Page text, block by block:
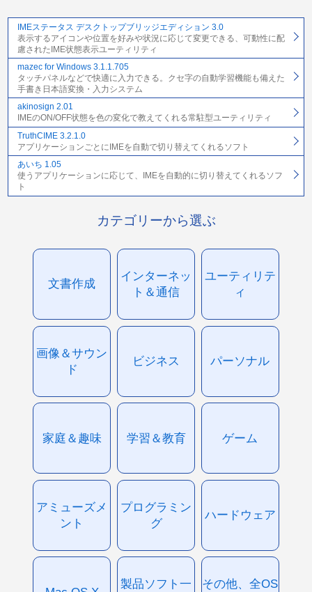
IMEステータス デスクトップブリッジエディション 3.0
表示するアイコンや位置を好みや状況に応じて変更できる、可動性に配
慮されたIME状態表示ユーティリティ
mazec for Windows 3.1.1.705
タッチパネルなどで快適に入力できる。クセ字の自動学習機能も備えた
手書き日本語変換・入力システム
akinosign 2.01
IMEのON/OFF状態を色の変化で教えてくれる常駐型ユーティリティ
TruthCIME 3.2.1.0
アプリケーションごとにIMEを自動で切り替えてくれるソフト
あいち 1.05
使うアプリケーションに応じて、IMEを自動的に切り替えてくれるソフ
ト
カテゴリーから選ぶ
文書作成
インターネッ
ト＆通信
ユーティリテ
ィ
画像＆サウン
ド
ビジネス パーソナル
家庭＆趣味 学習＆教育 ゲーム
アミューズメ
ント
プログラミン
グ
ハードウェア
製品ソフト一
その他、全OS